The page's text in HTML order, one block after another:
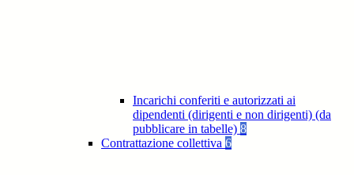
Incarichi conferiti e autorizzati ai
dipendenti (dirigenti e non dirigenti) (da
pubblicare in tabelle) 8
Contrattazione collettiva 6